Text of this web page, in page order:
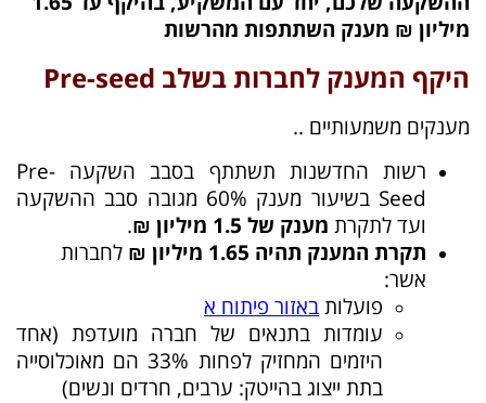
מיליון ₪ מענק השתתפות מהרשות
היקף המענק לחברות בשלב Pre-seed
מענקים משמעותיים ..
רשות החדשנות תשתתף בסבב השקעה Pre-
Seed בשיעור מענק 60% מגובה סבב ההשקעה
ועד לתקרת מענק של 1.5 מיליון ₪
.
תקרת המענק תהיה 1.65 מיליון ₪
לחברות
אשר:
פועלות באזור פיתוח א
עומדות בתנאים של חברה מועדפת (אחד
היזמים המחזיק לפחות 33% הם מאוכלוסייה
בתת ייצוג בהייטק: ערבים, חרדים ונשים)